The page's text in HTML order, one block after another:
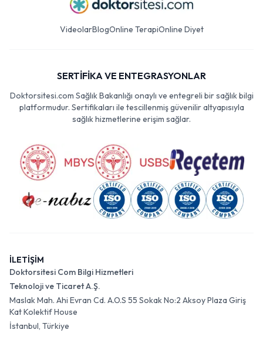
VideolarBlogOnline TerapiOnline Diyet
SERTİFİKA VE ENTEGRASYONLAR
Doktorsitesi.com Sağlık Bakanlığı onaylı ve entegreli bir sağlık bilgi
platformudur. Sertifikaları ile tescillenmiş güvenilir altyapısıyla
sağlık hizmetlerine erişim sağlar.
İLETİŞİM
Doktorsitesi Com Bilgi Hizmetleri
Teknoloji ve Ticaret A.Ş.
Maslak Mah. Ahi Evran Cd. A.O.S 55 Sokak No:2 Aksoy Plaza Giriş
Kat Kolektif House
İstanbul, Türkiye